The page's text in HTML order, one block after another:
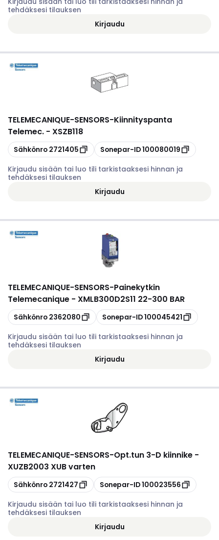
tehdäksesi tilauksen
Kirjaudu
TELEMECANIQUE-SENSORS-Kiinnityspanta
Telemec. - XSZB118
Kopioi
Sähkönro 2721405 Kopioi
Sonepar-ID100080019
Kirjaudu sisään tai luo tili tarkistaaksesi hinnan ja
tehdäksesi tilauksen
Kirjaudu
TELEMECANIQUE-SENSORS-Painekytkin
Telemecanique - XMLB300D2S11 22-300 BAR
Kopioi
Sähkönro 2362080 Kopioi
Sonepar-ID100045421
Kirjaudu sisään tai luo tili tarkistaaksesi hinnan ja
tehdäksesi tilauksen
Kirjaudu
TELEMECANIQUE-SENSORS-Opt.tun 3-D kiinnike -
XUZB2003 XUB varten
Kopioi
Sähkönro 2721427 Kopioi
Sonepar-ID100023556
Kirjaudu sisään tai luo tili tarkistaaksesi hinnan ja
tehdäksesi tilauksen
Kirjaudu